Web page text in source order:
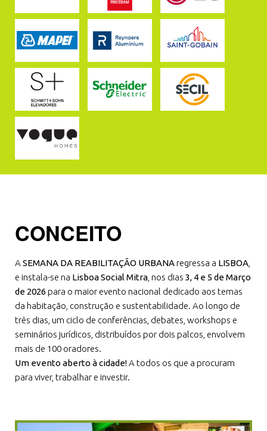
CONCEITO
ASEMANA DA REABILITAÇÃO URBANAregressa a LISBOA,
e instala-se na Lisboa Social Mitra, nos dias 3, 4 e 5 de Março
de 2026 para o maior evento nacional dedicado aos temas
da habitação, construção e sustentabilidade. Ao longo de
três dias, um ciclo de conferências, debates, workshops e
seminários jurídicos, distribuídos por dois palcos, envolvem
mais de 100 oradores.
Um evento aberto à cidade!A todos os que a procuram
para viver, trabalhar e investir.